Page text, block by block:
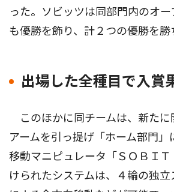
った。ソビッツは同部門内のオ
も優勝を飾り、計２つの優勝を勝
出場した全種目で入賞
このほかに同チームは、新たに
アームを引っ提げ「ホーム部門
移動マニピュレータ「ＳＯＢＩ
けられたシステムは、４輪の独